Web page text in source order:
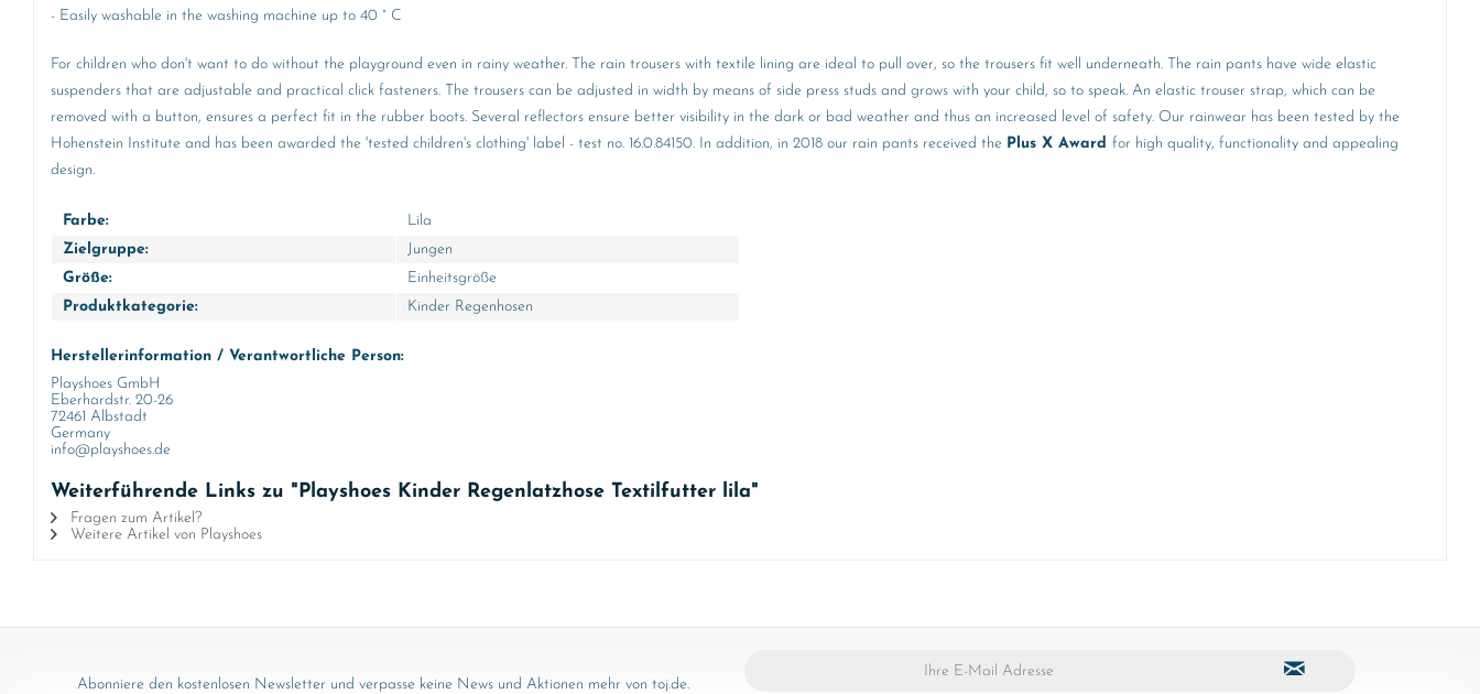
- Easily washable in the washing machine up to 40 ° C
For children who don't want to do without the playground even in rainy weather. The rain trousers with textile lining are ideal to pull over, so the trousers fit well underneath. The rain pants have wide elastic
suspenders that are adjustable and practical click fasteners. The trousers can be adjusted in width by means of side press studs and grows with your child, so to speak. An elastic trouser strap, which can be
removed with a button, ensures a perfect fit in the rubber boots. Several reflectors ensure better visibility in the dark or bad weather and thus an increased level of safety. Our rainwear has been tested by the
Hohenstein Institute and has been awarded the 'tested children's clothing' label - test no. 16.0.84150. In addition, in 2018 our rain pants received the Plus X Award for high quality, functionality and appealing
design.
Farbe:
Lila
Zielgruppe:
Jungen
Größe:
Einheitsgröße
Produktkategorie:
Kinder Regenhosen
Herstellerinformation / Verantwortliche Person:
Playshoes GmbH
Eberhardstr. 20-26
72461 Albstadt
Germany
info@playshoes.de
Weiterführende Links zu "Playshoes Kinder Regenlatzhose Textilfutter lila"
Fragen zum Artikel?
Weitere Artikel von Playshoes
Abonniere den kostenlosen Newsletter und verpasse keine News und Aktionen mehr von toj.de.